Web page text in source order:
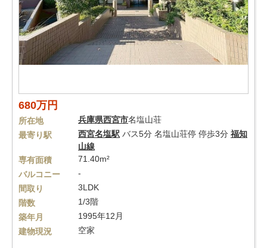
680万円
所在地 兵庫県西宮市名塩山荘
最寄り駅
西宮名塩駅 バス5分 名塩山荘停 停歩3分 福知
山線
専有面積
71.40m²
バルコニー
-
間取り
3LDK
階数
1/3階
築年月
1995年12月
建物現況
空家